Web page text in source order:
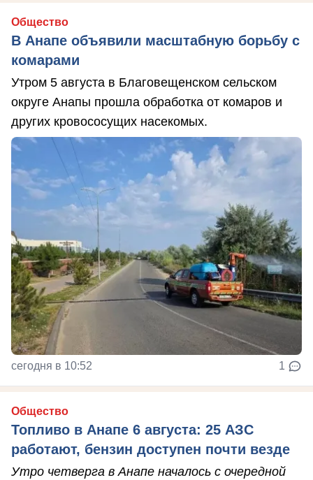
Общество
В Анапе объявили масштабную борьбу с
комарами
Утром 5 августа в Благовещенском сельском
округе Анапы прошла обработка от комаров и
других кровососущих насекомых.
сегодня в 10:52 1
Общество
Топливо в Анапе 6 августа: 25 АЗС
работают, бензин доступен почти везде
Утро четверга в Анапе началось с очередной